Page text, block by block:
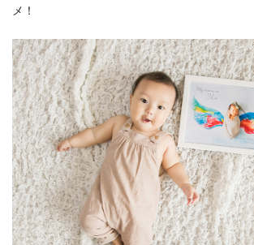
メ！